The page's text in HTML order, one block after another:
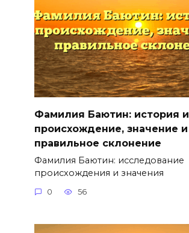
Фамилия Баютин: история и
происхождение, значение и
правильное склонение
Фамилия Баютин: исследование
происхождения и значения
0 56